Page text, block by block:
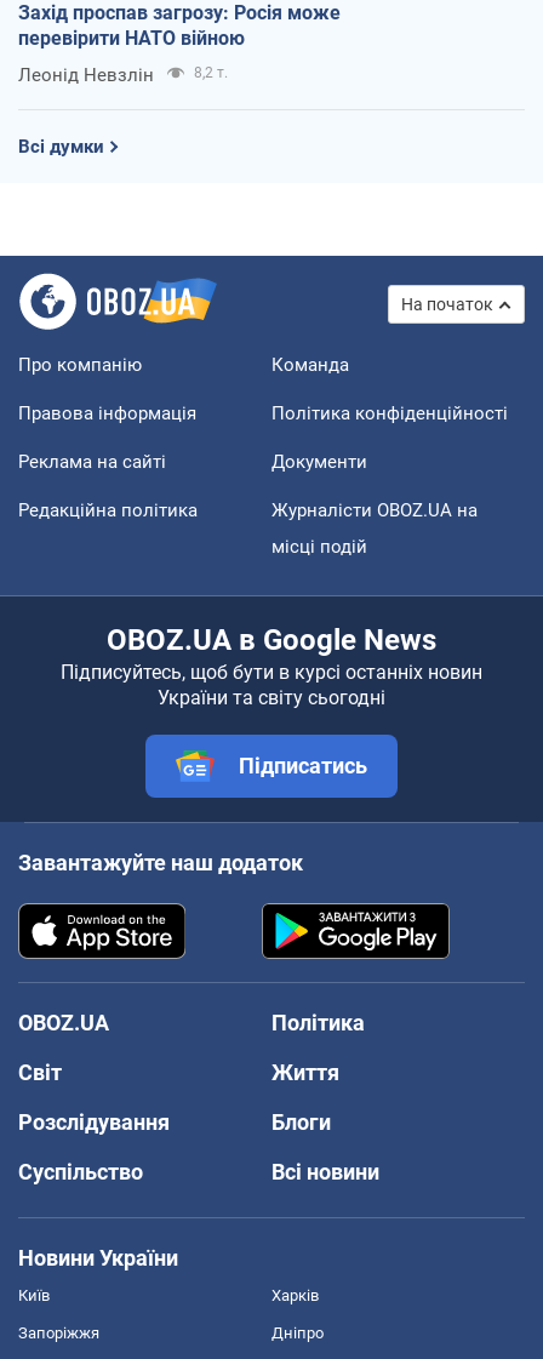
Захід проспав загрозу: Росія може
перевірити НАТО війною
Леонід Невзлін 8,2 т.
Всі думки
На початок
Про компанію Команда
Правова інформація Політика конфіденційності
Реклама на сайті Документи
Редакційна політика
Журналісти OBOZ.UA на
місці подій
OBOZ.UA в Google News
Підписуйтесь, щоб бути в курсі останніх новин
України та світу сьогодні
Підписатись
Завантажуйте наш додаток
OBOZ.UA
Політика
Світ
Життя
Розслідування
Блоги
Суспільство
Всі новини
Новини України
Київ Харків
Запоріжжя Дніпро